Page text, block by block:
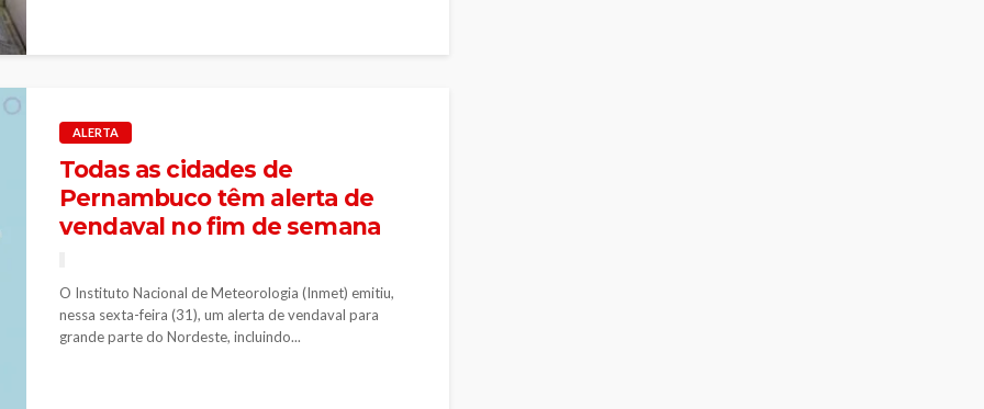
ALERTA
Todas as cidades de
Pernambuco têm alerta de
vendaval no fim de semana
O Instituto Nacional de Meteorologia (Inmet) emitiu,
nessa sexta-feira (31), um alerta de vendaval para
grande parte do Nordeste, incluindo...